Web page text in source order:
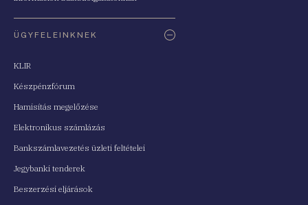
ÜGYFELEINKNEK
KLIR
Készpénzfórum
Hamisítás megelőzése
Elektronikus számlázás
Bankszámlavezetés üzleti feltételei
Jegybanki tenderek
Beszerzési eljárások